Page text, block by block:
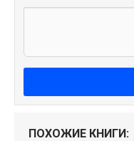
ПОХОЖИЕ КНИГИ: